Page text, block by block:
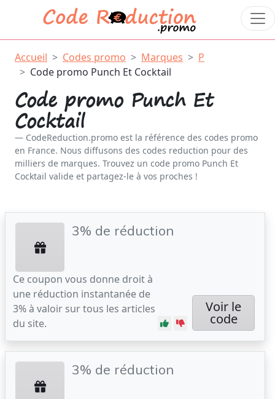
Accueil Codes promo Marques
P
Code promo Punch Et Cocktail
Code promo Punch Et
Cocktail
CodeReduction.promo est la référence des codes promo
en France. Nous diffusons des codes reduction pour des
milliers de marques. Trouvez un code promo Punch Et
Cocktail valide et partagez-le à vos proches !
3% de réduction
Ce coupon vous donne droit à
une réduction instantanée de
3% à valoir sur tous les articles
du site.
Voir le
code
3% de réduction